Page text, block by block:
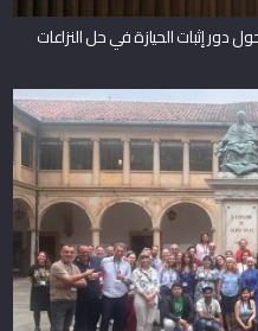
دور إثبات الحيازة في حل النزاعات